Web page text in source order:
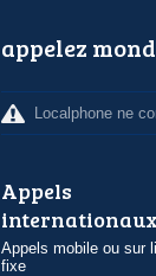
appelez
Localphone ne
Appels
internationaux
Appels mobile ou sur
fixe